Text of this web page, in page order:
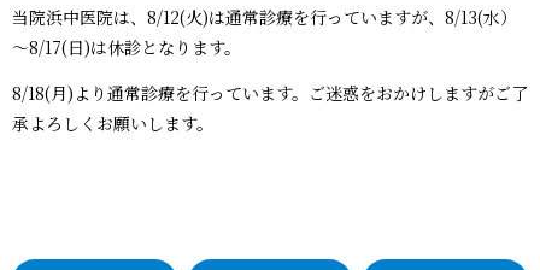
当院浜中医院は、8/12(火)は通常診療を行っていますが、8/13(水）
～8/17(日)は休診となります。
8/18(月)より通常診療を行っています。ご迷惑をおかけしますがご了
承よろしくお願いします。